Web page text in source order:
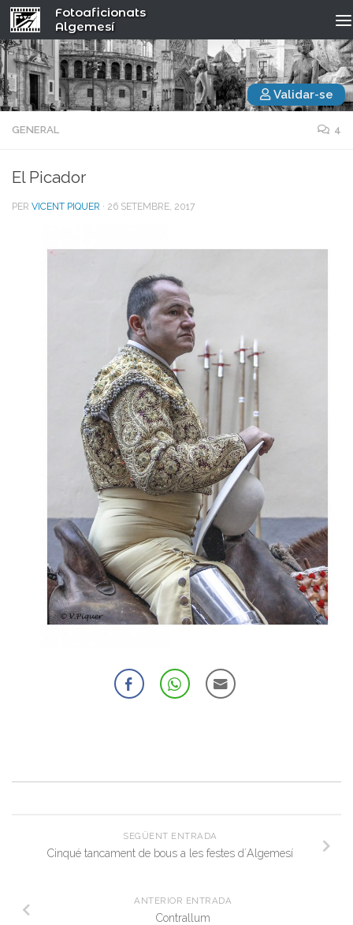
Fotoaficionats
Algemesí
Validar-se
GENERAL 4
El Picador
PER VICENT PIQUER · 26 SETEMBRE, 2017
SEGÜENT ENTRADA
Cinqué tancament de bous a les festes d´Algemesí
ANTERIOR ENTRADA
Contrallum